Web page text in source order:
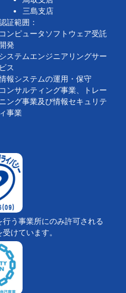
三島支店
証範囲：
コンピュータソフトウェア受託
発
システムエンジニアリングサー
ビス
報システムの運用・保守
コンサルティング事業、トレー
ニング事業及び情報セキュリテ
ィ事業
う事業所にのみ許可される
けています。